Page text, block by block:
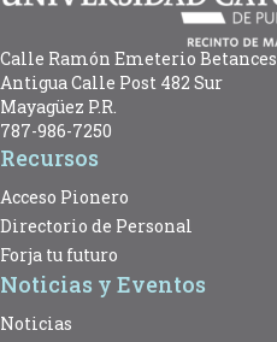
Calle Ramón Emeterio Betances
Antigua Calle Post 482 Sur
Mayagüez P.R.
787-986-7250
Recursos
Acceso Pionero
Directorio de Personal
Forja tu futuro
Noticias y Eventos
Noticias